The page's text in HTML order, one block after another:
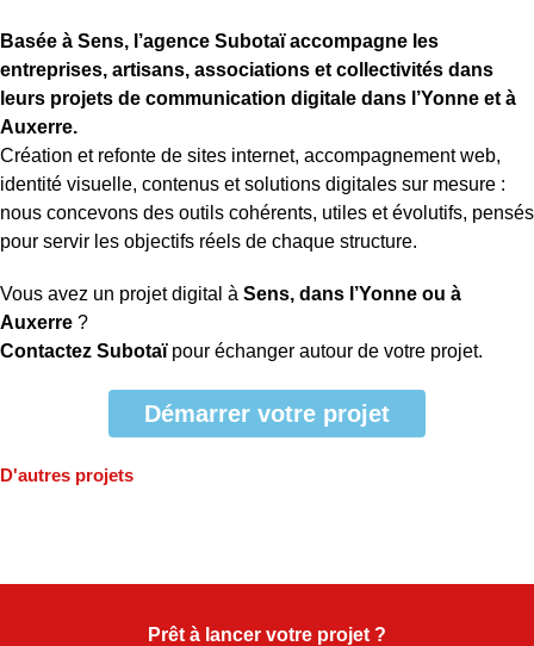
Basée à Sens, l’agence Subotaï accompagne les
entreprises, artisans, associations et collectivités dans
leurs projets de communication digitale dans l’Yonne et à
Auxerre.
Création et refonte de sites internet, accompagnement web,
identité visuelle, contenus et solutions digitales sur mesure :
nous concevons des outils cohérents, utiles et évolutifs, pensés
pour servir les objectifs réels de chaque structure.
Vous avez un projet digital à Sens, dans l’Yonne ou à
Auxerre ?
Contactez Subotaïpour échanger autour de votre projet.
Démarrer votre projet
D'autres projets
Prêt à lancer votre projet ?